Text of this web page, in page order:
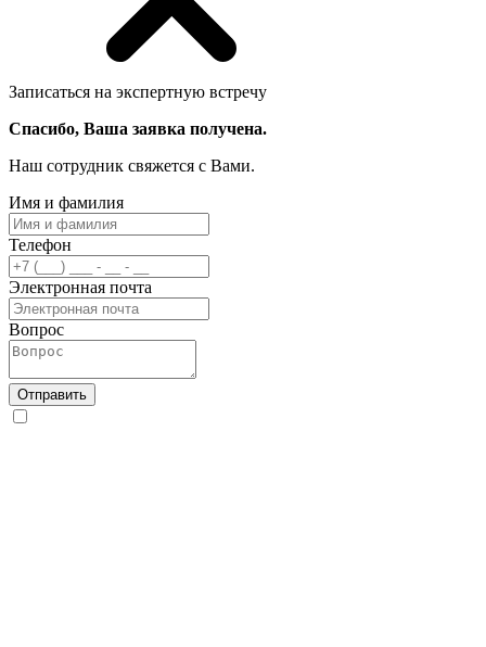
Записаться на экспертную встречу
Спасибо, Ваша заявка получена.
Наш сотрудник свяжется с Вами.
Имя и фамилия
Телефон
Электронная почта
Вопрос
Отправить